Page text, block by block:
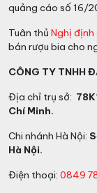
quảng cáo số 16/
Tuân thủ Nghị
bán rượu bia cho
CÔNG TY TNHH
Địa chỉ trụ sở:
Chí Minh.
Chi nhánh Hà Nội:
Hà Nội.
Điện thoại: 0849